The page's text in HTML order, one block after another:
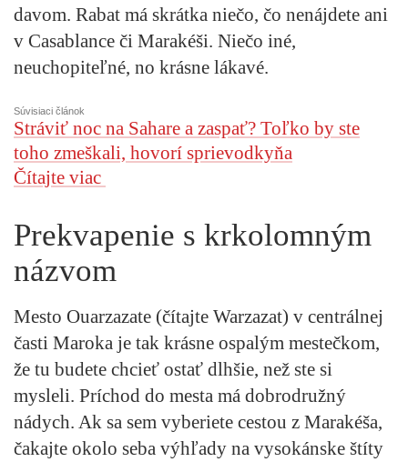
davom. Rabat má skrátka niečo, čo nenájdete ani
v Casablance či Marakéši. Niečo iné,
neuchopiteľné, no krásne lákavé.
Súvisiaci článok
Stráviť noc na Sahare a zaspať? Toľko by ste
toho zmeškali, hovorí sprievodkyňa
Čítajte viac
Prekvapenie s krkolomným
názvom
Mesto Ouarzazate (čítajte Warzazat) v centrálnej
časti Maroka je tak krásne ospalým mestečkom,
že tu budete chcieť ostať dlhšie, než ste si
mysleli. Príchod do mesta má dobrodružný
nádych. Ak sa sem vyberiete cestou z Marakéša,
čakajte okolo seba výhľady na vysokánske štíty